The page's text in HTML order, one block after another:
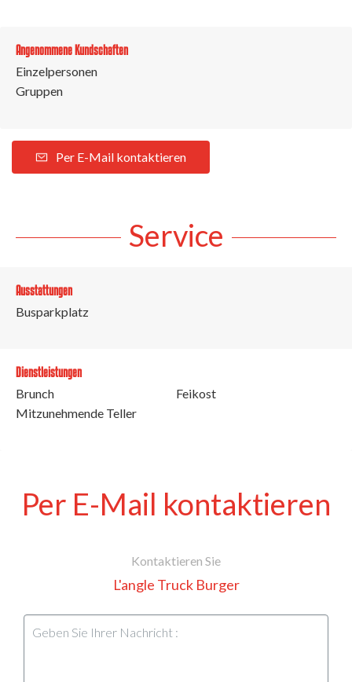
Angenommene Kundschaften
Einzelpersonen
Gruppen
Per E-Mail kontaktieren
Service
Ausstattungen
Busparkplatz
Dienstleistungen
Brunch
Mitzunehmende Teller
Feikost
Per E-Mail kontaktieren
Kontaktieren Sie
L'angle Truck Burger